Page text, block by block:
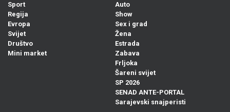
Sport
Regija
Evropa
Svijet
Društvo
Mini market
Auto
Show
Sex i grad
Žena
Estrada
Zabava
Frljoka
Šareni svijet
SP 2026
SENAD ANTE-PORTAL
Sarajevski snajperisti